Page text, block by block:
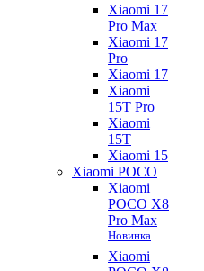
Xiaomi 17
Pro Max
Xiaomi 17
Pro
Xiaomi 17
Xiaomi
15T Pro
Xiaomi
15T
Xiaomi 15
Xiaomi POCO
Xiaomi
POCO X8
Pro Max
Новинка
Xiaomi